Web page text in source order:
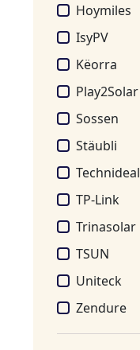
Hoymiles
IsyPV
Këorra
Play2Solar
Sossen
Stäubli
Technideal
TP-Link
Trinasolar
TSUN
Uniteck
Zendure